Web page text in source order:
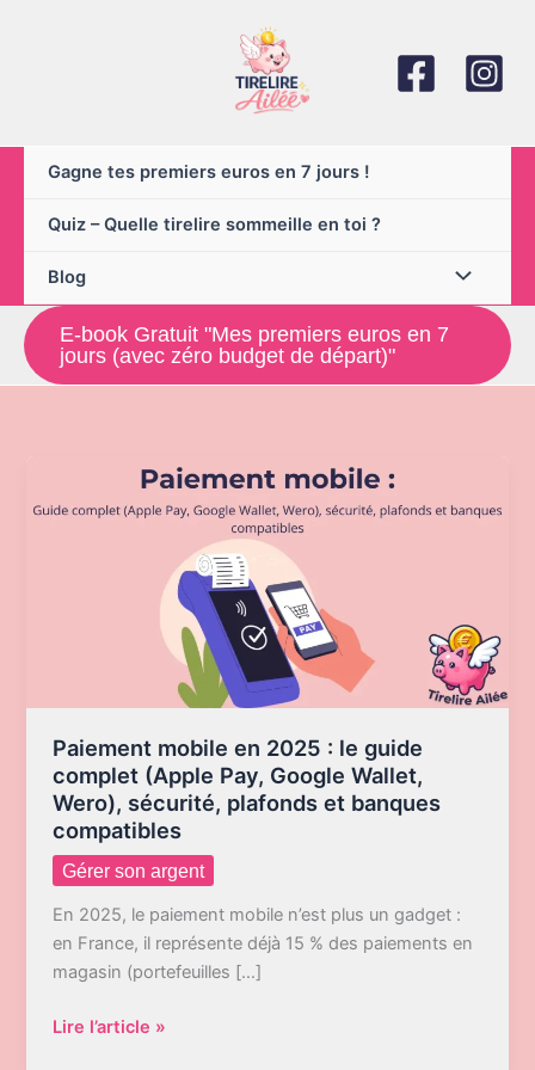
Gagne tes premiers euros en 7 jours !
Quiz – Quelle tirelire sommeille en toi ?
Blog
E-book Gratuit "Mes premiers euros en 7
jours (avec zéro budget de départ)"
Paiement mobile en 2025 : le guide
complet (Apple Pay, Google Wallet,
Wero), sécurité, plafonds et banques
compatibles
Gérer son argent
En 2025, le paiement mobile n’est plus un gadget :
en France, il représente déjà 15 % des paiements en
magasin (portefeuilles […]
Paiement
Lire l’article »